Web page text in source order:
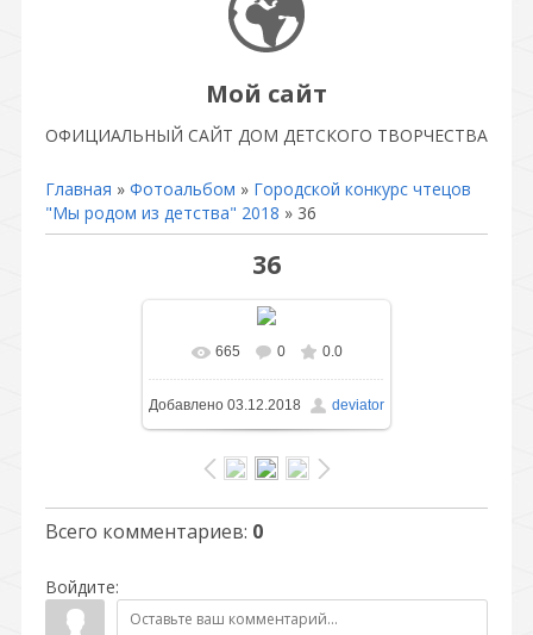
Мой сайт
ОФИЦИАЛЬНЫЙ САЙТ ДОМ ДЕТСКОГО ТВОРЧЕСТВА
Главная » Фотоальбом » Городской конкурс чтецов
"Мы родом из детства" 2018 » 36
36
В реальном размере
1141x856/ 310.1Kb
665 0 0.0
Добавлено 03.12.2018 deviator
Всего комментариев: 0
Войдите: